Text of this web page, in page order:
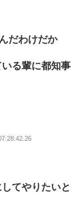
だわけだか
る輩に都知事
てやりたいと